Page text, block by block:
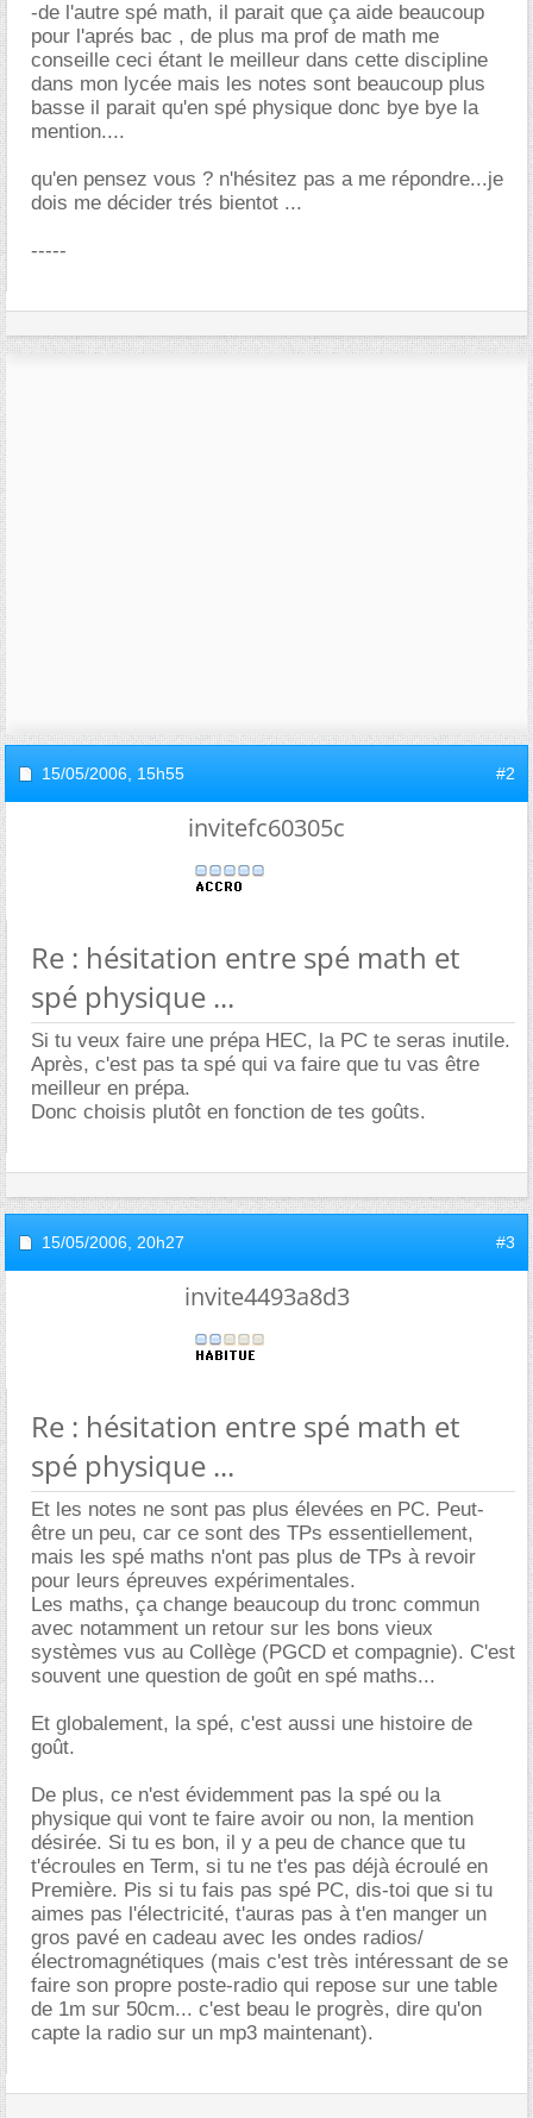
-de l'autre spé math, il parait que ça aide beaucoup
pour l'aprés bac , de plus ma prof de math me
conseille ceci étant le meilleur dans cette discipline
dans mon lycée mais les notes sont beaucoup plus
basse il parait qu'en spé physique donc bye bye la
mention....
qu'en pensez vous ? n'hésitez pas a me répondre...je
dois me décider trés bientot ...
-----
15/05/2006, 15h55 #2
invitefc60305c
Re : hésitation entre spé math et
spé physique ...
Si tu veux faire une prépa HEC, la PC te seras inutile.
Après, c'est pas ta spé qui va faire que tu vas être
meilleur en prépa.
Donc choisis plutôt en fonction de tes goûts.
15/05/2006, 20h27 #3
invite4493a8d3
Re : hésitation entre spé math et
spé physique ...
Et les notes ne sont pas plus élevées en PC. Peut-
être un peu, car ce sont des TPs essentiellement,
mais les spé maths n'ont pas plus de TPs à revoir
pour leurs épreuves expérimentales.
Les maths, ça change beaucoup du tronc commun
avec notamment un retour sur les bons vieux
systèmes vus au Collège (PGCD et compagnie). C'est
souvent une question de goût en spé maths...
Et globalement, la spé, c'est aussi une histoire de
goût.
De plus, ce n'est évidemment pas la spé ou la
physique qui vont te faire avoir ou non, la mention
désirée. Si tu es bon, il y a peu de chance que tu
t'écroules en Term, si tu ne t'es pas déjà écroulé en
Première. Pis si tu fais pas spé PC, dis-toi que si tu
aimes pas l'électricité, t'auras pas à t'en manger un
gros pavé en cadeau avec les ondes radios/
électromagnétiques (mais c'est très intéressant de se
faire son propre poste-radio qui repose sur une table
de 1m sur 50cm... c'est beau le progrès, dire qu'on
capte la radio sur un mp3 maintenant).